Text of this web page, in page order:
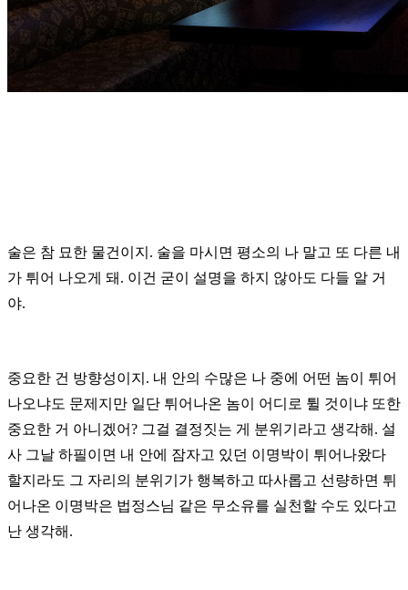
술은 참 묘한 물건이지. 술을 마시면 평소의 나 말고 또 다른 내
가 튀어 나오게 돼. 이건 굳이 설명을 하지 않아도 다들 알 거
야.
중요한 건 방향성이지. 내 안의 수많은 나 중에 어떤 놈이 튀어
나오냐도 문제지만 일단 튀어나온 놈이 어디로 튈 것이냐 또한
중요한 거 아니겠어? 그걸 결정짓는 게 분위기라고 생각해. 설
사 그날 하필이면 내 안에 잠자고 있던 이명박이 튀어나왔다
할지라도 그 자리의 분위기가 행복하고 따사롭고 선량하면 튀
어나온 이명박은 법정스님 같은 무소유를 실천할 수도 있다고
난 생각해.